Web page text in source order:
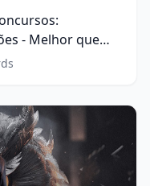
- Melhor que